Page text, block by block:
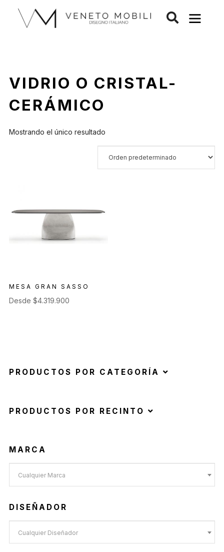
contenido
VIDRIO O CRISTAL-
CERÁMICO
Mostrando el único resultado
MESA GRAN SASSO
Desde $4.319.900
PRODUCTOS POR CATEGORÍA
PRODUCTOS POR RECINTO
MARCA
Cualquier Marca
DISEÑADOR
Cualquier Diseñador